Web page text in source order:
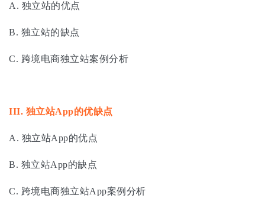
A. 独立站的优点
B. 独立站的缺点
C. 跨境电商独立站案例分析
III. 独立站App的优缺点
A. 独立站App的优点
B. 独立站App的缺点
C. 跨境电商独立站App案例分析